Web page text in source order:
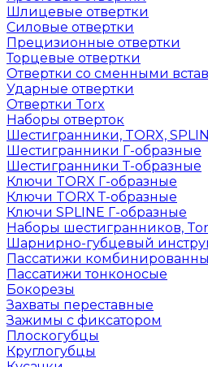
Шлицевые отвертки
Силовые отвертки
Прецизионные отвертки
Торцевые отвертки
Отвертки со сменными
Ударные отвертки
Отвертки Torx
Наборы отверток
Шестигранники, TORX,
Шестигранники Г-образные
Шестигранники Т-образные
Ключи TORX Г-образные
Ключи TORX Т-образные
Ключи SPLINE Г-образные
Наборы шестигранников,
Шарнирно-губцевый
Пассатижи
Пассатижи тонконосые
Бокорезы
Захваты переставные
Зажимы с фиксатором
Плоскогубцы
Круглогубцы